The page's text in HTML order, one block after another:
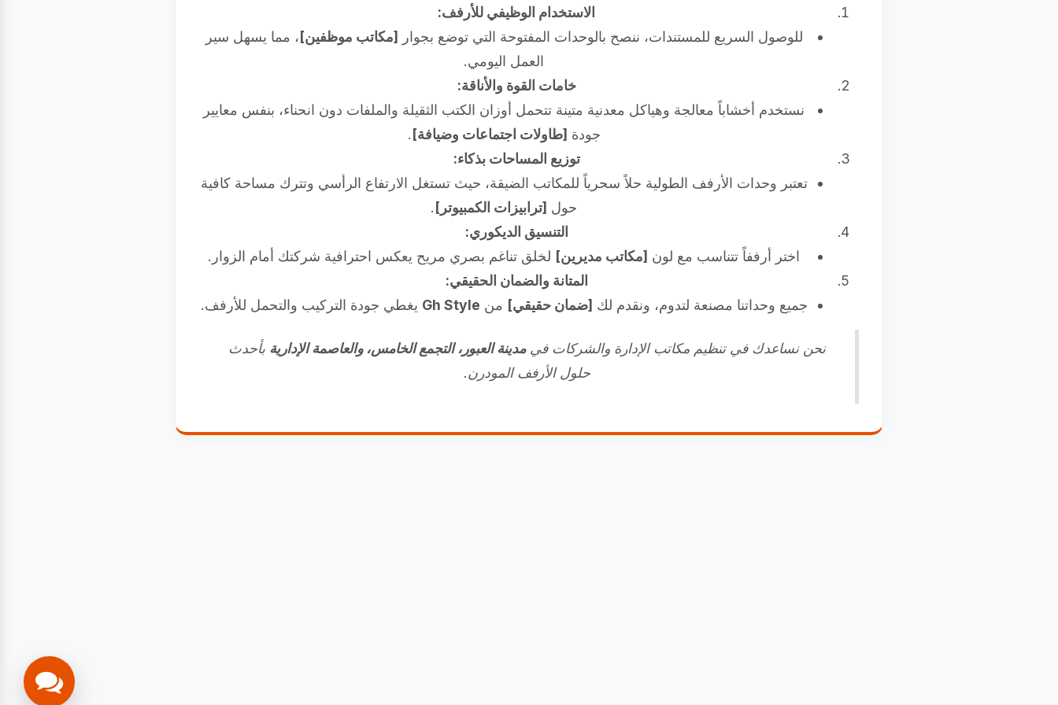
الاستخدام الوظيفي للأرفف:
للوصول السريع للمستندات، ننصح بالوحدات المفتوحة التي توضع بجوار
[مكاتب موظفين] ، مما يسهل سير
العمل اليومي.
خامات القوة والأناقة:
نستخدم أخشاباً معالجة وهياكل معدنية متينة تتحمل أوزان الكتب الثقيلة والملفات دون انحناء، بنفس معايير
جودة [طاولات اجتماعات وضيافة] .
توزيع المساحات بذكاء:
تعتبر وحدات الأرفف الطولية حلاً سحرياً للمكاتب الضيقة، حيث تستغل الارتفاع الرأسي وتترك مساحة كافية
حول [ترابيزات الكمبيوتر] .
التنسيق الديكوري:
اختر أرففاً تتناسب مع لون [مكاتب مديرين] لخلق تناغم بصري مريح يعكس احترافية شركتك أمام الزوار.
المتانة والضمان الحقيقي:
جميع وحداتنا مصنعة لتدوم، ونقدم لك [ضمان حقيقي] من Gh Style يغطي جودة التركيب والتحمل للأرفف.
نحن نساعدك في تنظيم مكاتب الإدارة والشركات فيمدينة العبور، التجمع الخامس، والعاصمة الإدارية بأحدث
حلول الأرفف المودرن.